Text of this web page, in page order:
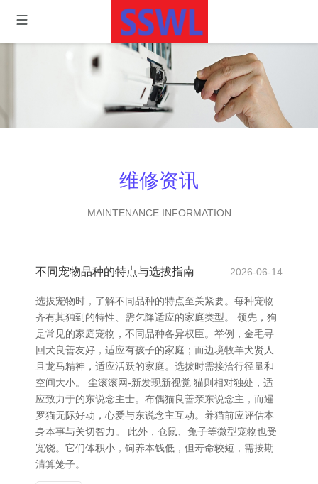
维修资讯
MAINTENANCE INFORMATION
不同宠物品种的特点与选拔指南 2026-06-14
选拔宠物时，了解不同品种的特点至关紧要。每种宠物
齐有其独到的特性、需乞降适应的家庭类型。 领先，狗
是常见的家庭宠物，不同品种各异权臣。举例，金毛寻
回犬良善友好，适应有孩子的家庭；而边境牧羊犬贤人
且龙马精神，适应活跃的家庭。选拔时需接洽行径量和
空间大小。 尘滚滚网-新发现新视觉 猫则相对独处，适
应致力于的东说念主士。布偶猫良善亲东说念主，而暹
罗猫无际好动，心爱与东说念主互动。养猫前应评估本
身本事与关切智力。 此外，仓鼠、兔子等微型宠物也受
宽饶。它们体积小，饲养本钱低，但寿命较短，需按期
清算笼子。